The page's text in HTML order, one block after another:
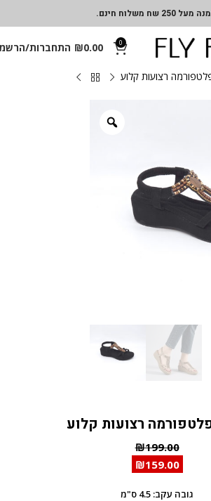
250 שח משלוח חינם.
0
₪0.00 התחברות/
רצועות קלוע
רצועות קלוע
₪199.00
₪159.00
גובה עקב: 4.5 ס"מ